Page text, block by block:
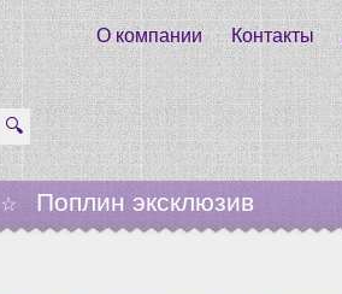
О компании Контакты
🔍
☆ Поплин эксклюзив